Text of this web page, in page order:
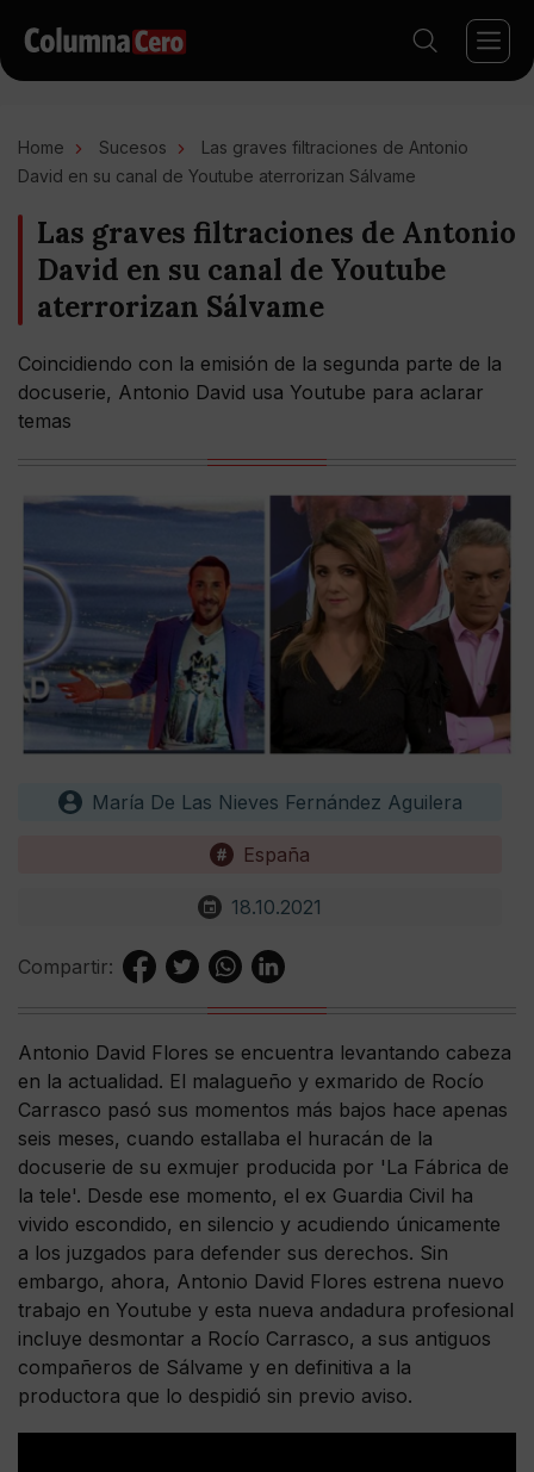
Home Sucesos
Las graves filtraciones de Antonio
David en su canal de Youtube aterrorizan Sálvame
Las graves filtraciones de Antonio
David en su canal de Youtube
aterrorizan Sálvame
Coincidiendo con la emisión de la segunda parte de la
docuserie, Antonio David usa Youtube para aclarar
temas
María De Las Nieves Fernández Aguilera
España
18.10.2021
Compartir:
Antonio David Flores se encuentra levantando cabeza
en la actualidad. El malagueño y exmarido de Rocío
Carrasco pasó sus momentos más bajos hace apenas
seis meses, cuando estallaba el huracán de la
docuserie de su exmujer producida por 'La Fábrica de
la tele'. Desde ese momento, el ex Guardia Civil ha
vivido escondido, en silencio y acudiendo únicamente
a los juzgados para defender sus derechos. Sin
embargo, ahora, Antonio David Flores estrena nuevo
trabajo en Youtube y esta nueva andadura profesional
incluye desmontar a Rocío Carrasco, a sus antiguos
compañeros de Sálvame y en definitiva a la
productora que lo despidió sin previo aviso.